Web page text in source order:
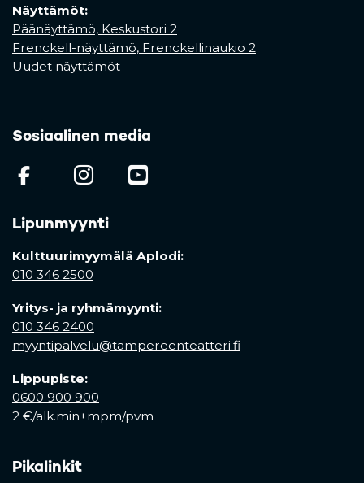
Näyttämöt:
Päänäyttämö, Keskustori 2
Frenckell-näyttämö, Frenckellinaukio 2
Uudet näyttämöt
Sosiaalinen media
(opens in a new tab)
(opens in a new tab)
Lipunmyynti
Kulttuurimyymälä Aplodi:
010 346 2500
Yritys- ja ryhmämyynti:
010 346 2400
myyntipalvelu@tampereenteatteri.fi
Lippupiste:
0600 900 900
2 €/alk.min+mpm/pvm
Pikalinkit